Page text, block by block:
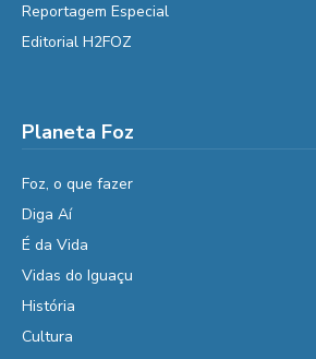
Reportagem Especial
Editorial H2FOZ
Planeta Foz
Foz, o que fazer
Diga Aí
É da Vida
Vidas do Iguaçu
História
Cultura